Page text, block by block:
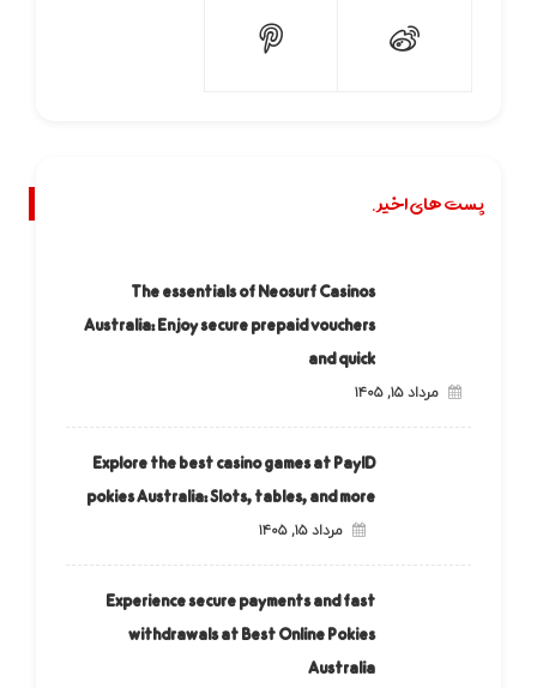
پست های اخیر.
The essentials of Neosurf Casinos
Australia: Enjoy secure prepaid vouchers
and quick
مرداد ۱۵, ۱۴۰۵
Explore the best casino games at PayID
pokies Australia: Slots, tables, and more
مرداد ۱۵, ۱۴۰۵
Experience secure payments and fast
withdrawals at Best Online Pokies
Australia